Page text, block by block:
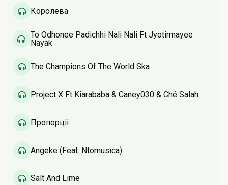
Королева
To Odhonee Padichhi Nali Nali Ft Jyotirmayee
Nayak
The Champions Of The World Ska
Project X Ft Kiarababa & Caney030 & Ché Salah
Пропорції
Angeke (Feat. Ntomusica)
Salt And Lime